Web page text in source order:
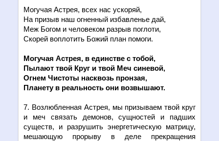
Могучая Астрея, всех нас ускоряй,
На призыв наш огненный избавленье дай,
Меж Богом и человеком разрыв поглоти,
Скорей воплотить Божий план помоги.
Могучая Астрея, в единcтве с тобой,
Пылают твой Круг и твой Меч синевой,
Огнем Чистоты насквозь пронзая,
Планету в реальность они возвышают.
7. Возлюбленная Астрея, мы призываем твой круг
и меч связать демонов, сущностей и падших
существ, и разрушить энергетическую матрицу,
мешающую прорыву в деле прекращения